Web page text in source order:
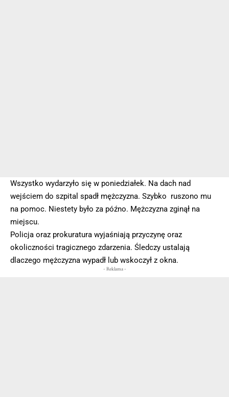
Wszystko wydarzyło się w poniedziałek. Na dach nad
wejściem do szpital spadł mężczyzna. Szybko ruszono mu
na pomoc. Niestety było za późno. Mężczyzna zginął na
miejscu.
Policja oraz prokuratura wyjaśniają przyczynę oraz
okoliczności tragicznego zdarzenia. Śledczy ustalają
dlaczego mężczyzna wypadł lub wskoczył z okna.
- Reklama -